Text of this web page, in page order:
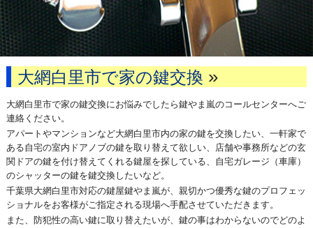
大網白里市で家の鍵交換 »
大網白里市で家の鍵交換にお悩みでしたら鍵やま嵐のコールセンターへご
連絡ください。
アパートやマンションなど大網白里市内の家の鍵を交換したい、一軒家で
ある自宅の室内ドアノブの鍵を取り替えて欲しい、店舗や事務所などの玄
関ドアの鍵を付け替えてくれる鍵屋を探している、自宅ガレージ（車庫）
のシャッターの鍵を鍵交換したいなど。
千葉県大網白里市対応の鍵屋鍵やま嵐が、親切かつ優秀な鍵のプロフェッ
ショナルをお客様がご指定される現場へ手配させていただきます。
また、防犯性の高い鍵に取り替えたいが、鍵の事はわからないのでどのよ